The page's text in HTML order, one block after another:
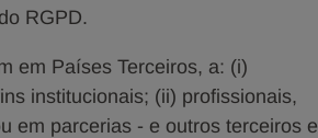
RGPD.
em Países Terceiros, a: (i)
institucionais; (ii) profissionais,
em parcerias - e outros terceiros e